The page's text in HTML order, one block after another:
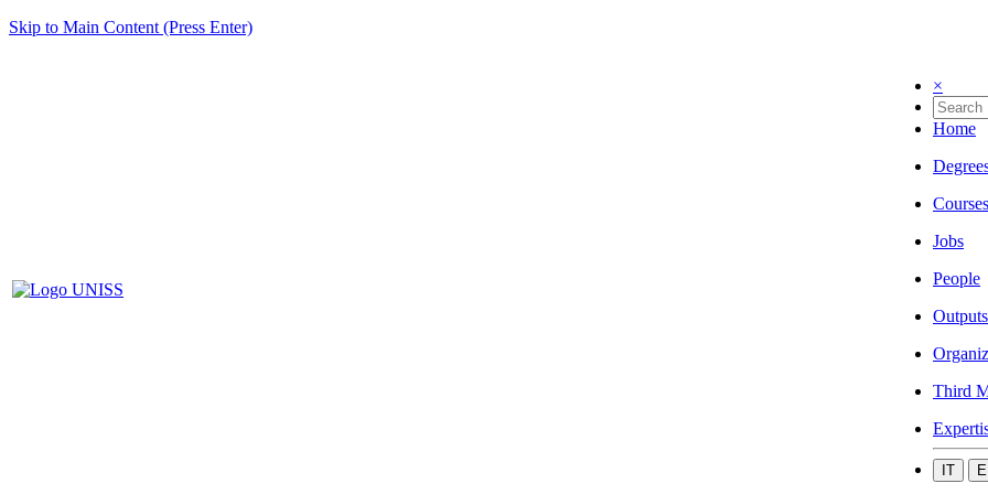
Skip to Main Content (Press Enter)
×
Home
Courses
Jobs
People
Outputs
Third
IT